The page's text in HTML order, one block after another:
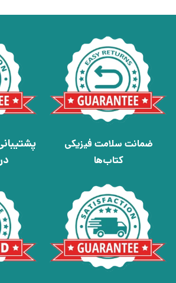
ضمانت سلامت فیزیکی
کتاب‌ها
در 7